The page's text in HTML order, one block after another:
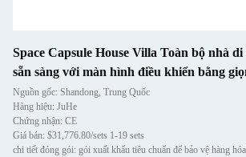
Space Capsule House Villa Toàn bộ nhà
sẵn sàng với màn hình điều khiển bằng
Nguồn gốc: Shandong, Trung Quốc
Hàng hiệu: JuHe
Chứng nhận: CE
Giá bán: $31,776.80/sets 1-19 sets